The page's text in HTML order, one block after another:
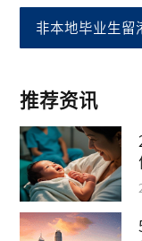
非本地毕业生留
推荐资讯